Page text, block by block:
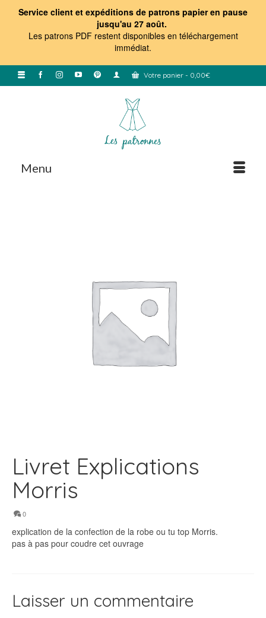
Service client et expéditions de patrons papier en pause
jusqu'au 27 août.
Les patrons PDF restent disponibles en téléchargement
immédiat.
Votre panier - 0,00€
Menu
Livret Explications
Morris
0
explication de la confection de la robe ou tu top Morris.
pas à pas pour coudre cet ouvrage
Laisser un commentaire